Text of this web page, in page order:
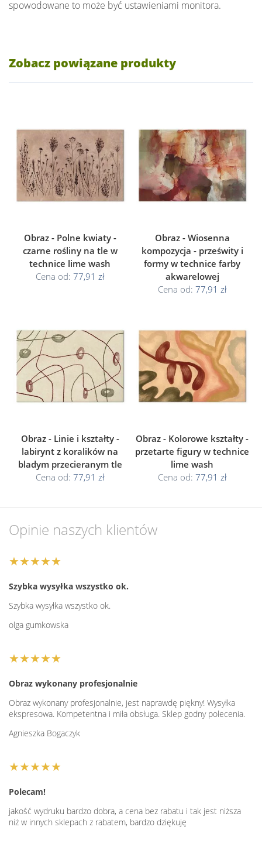
spowodowane to może być ustawieniami monitora.
Zobacz powiązane produkty
Obraz - Polne kwiaty -
czarne rośliny na tle w
technice lime wash
Cena od: 77,91 zł
Obraz - Wiosenna
kompozycja - prześwity i
formy w technice farby
akwarelowej
Cena od: 77,91 zł
Obraz - Linie i kształty -
labirynt z koralików na
bladym przecieranym tle
Cena od: 77,91 zł
Obraz - Kolorowe kształty -
przetarte figury w technice
lime wash
Cena od: 77,91 zł
Opinie naszych klientów
★★★★★
Szybka wysyłka wszystko ok.
Szybka wysyłka wszystko ok.
olga gumkowska
★★★★★
Obraz wykonany profesjonalnie
Obraz wykonany profesjonalnie, jest naprawdę piękny! Wysyłka
ekspresowa. Kompetentna i miła obsługa. Sklep godny polecenia.
Agnieszka Bogaczyk
★★★★★
Polecam!
jakość wydruku bardzo dobra, a cena bez rabatu i tak jest niższa
niż w innych sklepach z rabatem, bardzo dziękuję